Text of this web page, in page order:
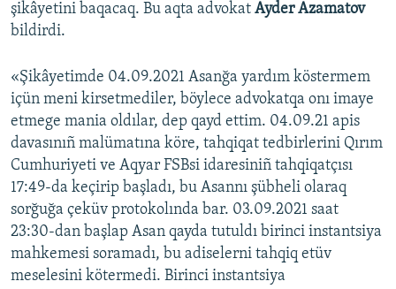
şikâyetini baqacaq. Bu aqta advokat Ayder Azamatov
bildirdi.
«Şikâyetimde 04.09.2021 Asanğa yardım köstermem
içün meni kirsetmediler, böylece advokatqa onı imaye
etmege mania oldılar, dep qayd ettim. 04.09.21 apis
davasınıñ malümatına köre, tahqiqat tedbirlerini Qırım
Cumhuriyeti ve Aqyar FSBsi idaresiniñ tahqiqatçısı
17:49-da keçirip başladı, bu Asannı şübheli olaraq
sorğuğa çeküv protokolında bar. 03.09.2021 saat
23:30-dan başlap Asan qayda tutuldı birinci instantsiya
mahkemesi soramadı, bu adiselerni tahqiq etüv
meselesini kötermedi. Birinci instantsiya